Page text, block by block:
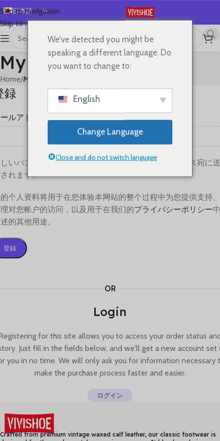
Skip to navigation
Skip to main content
日本語
English
Español
Deutsch
Français
Русский
My account
Home/My account
録
ルアドレス
いパスワードを設定するリンクが登録メールアドレス宛に送
れます。
个人资料将用于在您体验本网站的整个过程中为您提供支持、
对您帐户的访问，以及用于在我们的プライバシーポリシー中
的其他用途。
登録
OR
Login
for this site allows you to access your order status
Just fill in the fields below, and we'll get a new account set
you in no time. We will only ask you for information necessary
make the purchase process faster and easier.
ログイン
Crafted from premium vintage waxed calf leather, our classic footwear is
We've detected you might be
speaking a different language. Do
you want to change to:
English
Change Language
Close and do not switch language